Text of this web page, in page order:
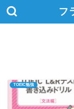
フ
TOEIC勉強